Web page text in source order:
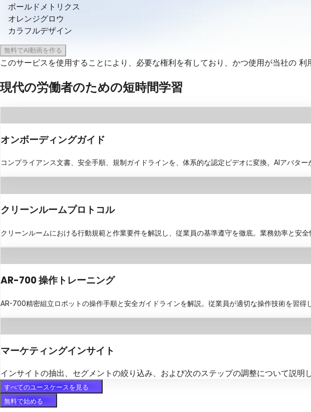
ボールドメトリクス
オレンジグロウ
カラフルデザイン
無料でAI動画を作る
このサービスを使用することにより、必要な権利を有しており、かつ使用が当社の 利
現代の労働者のための短時間学習
オンボーディングガイド
コンプライアンス文書、安全手順、規制ガイドラインを、体系的な認定ビデオに変換。AIアバタ
クリーンルームプロトコル
クリーンルームにおける行動規範と作業要件を解説し、従業員の基準遵守を徹底。業務効率と安全
AR-700 操作トレーニング
AR-700精密組立ロボットの操作手順と安全ガイドラインを解説。従業員が適切な操作技術を習得
マーケティングインサイト
インサイトの抽出、セグメントの絞り込み、および次のステップの調整について説明し
すべてのユースケースを見る
無料で始める